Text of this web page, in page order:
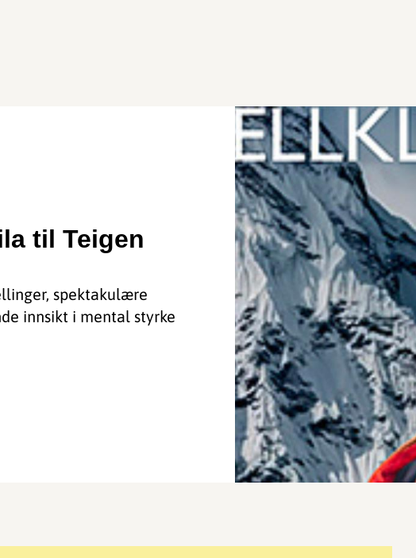
til Teigen
spektakulære
innsikt i mental styrke